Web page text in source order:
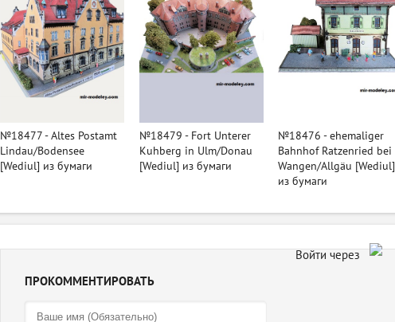
№18477 - Altes Postamt
Lindau/Bodensee
[Wediul] из бумаги
№18479 - Fort Unterer
Kuhberg in Ulm/Donau
[Wediul] из бумаги
№18476 - ehemaliger
Bahnhof Ratzenried bei
Wangen/Allgäu [Wediul]
из бумаги
ПРОКОММЕНТИРОВАТЬ